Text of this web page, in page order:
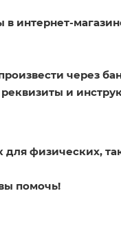
интернет-
через
и
для физических,
помочь!